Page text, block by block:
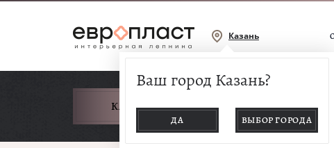
Казань
Ваш город Казань?
ДА ВЫБОР ГОРОДА
КАТАЛОГ ТОВАРОВ